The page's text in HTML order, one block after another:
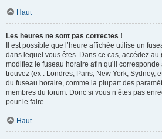
Haut
Les heures ne sont pas correctes !
Il est possible que l’heure affichée utilise un
dans lequel vous êtes. Dans ce cas, accédez au
modifiez le fuseau horaire afin qu’il
trouvez (ex : Londres, Paris, New York, Sydney,
du fuseau horaire, comme la plupart des
membres du forum. Donc si vous n’êtes pas
pour le faire.
Haut